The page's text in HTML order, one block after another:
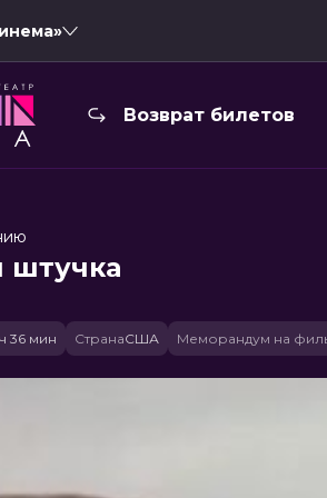
Возврат билетов
штучка
36 мин СтранаСША Меморандум на